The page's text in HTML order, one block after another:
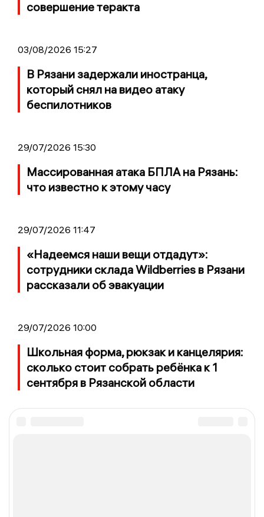
совершение теракта
03/08/2026 15:27
В Рязани задержали иностранца,
который снял на видео атаку
беспилотников
29/07/2026 15:30
Массированная атака БПЛА на Рязань:
что известно к этому часу
29/07/2026 11:47
«Надеемся наши вещи отдадут»:
сотрудники склада Wildberries в Рязани
рассказали об эвакуации
29/07/2026 10:00
Школьная форма, рюкзак и канцелярия:
сколько стоит собрать ребёнка к 1
сентября в Рязанской области